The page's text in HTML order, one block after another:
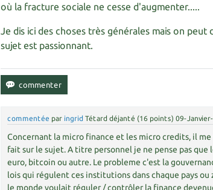
où la fracture sociale ne cesse d'augmenter.....
Je dis ici des choses très générales mais on
sujet est passionnant.
commentée par ingrid Tétard déjanté (16 points) 09-
Concernant la micro finance et les micro credits, il
fait sur le sujet. A titre personnel je ne pense pas que
euro, bitcoin ou autre. Le probleme c'est la
lois qui régulent ces institutions dans chaque pays ou
le monde voulait réguler / contrôler la finance